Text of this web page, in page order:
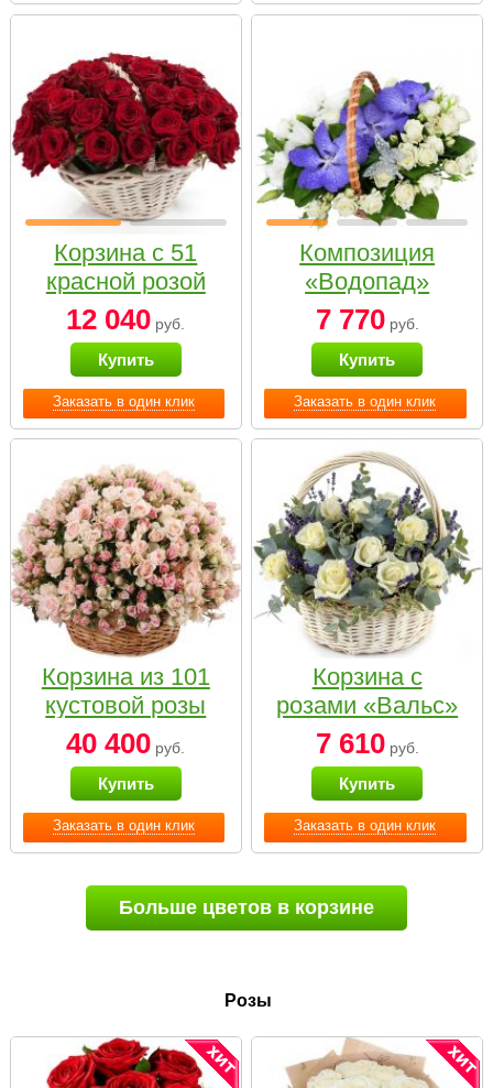
Заказать в один клик
Корзина с 51
красной розой
12 040 руб.
Купить
Заказать в один клик
Композиция
«Водопад»
7 770руб.
Купить
Заказать в один клик
Корзина из 101
кустовой розы
нежных тонов
40 400 руб.
Купить
Заказать в один клик
Корзина с
розами «Вальс»
7 610руб.
Купить
Больше цветов в корзине
Розы